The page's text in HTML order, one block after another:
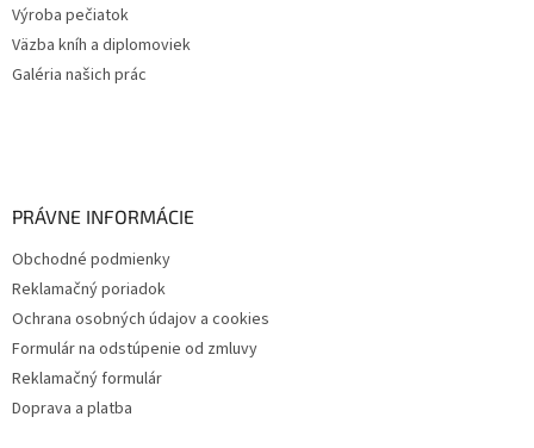
Výroba pečiatok
Väzba kníh a diplomoviek
Galéria našich prác
PRÁVNE INFORMÁCIE
Obchodné podmienky
Reklamačný poriadok
Ochrana osobných údajov a cookies
Formulár na odstúpenie od zmluvy
Reklamačný formulár
Doprava a platba